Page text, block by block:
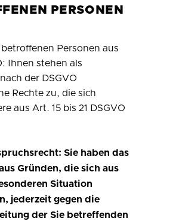
PERSONEN
betroffenen Personen aus
Ihnen stehen als
der DSGVO
Rechte zu, die sich
aus Art. 15 bis 21 DSGVO
Sie haben das
Gründen, die sich aus
Situation
jederzeit gegen die
der Sie betreffenden